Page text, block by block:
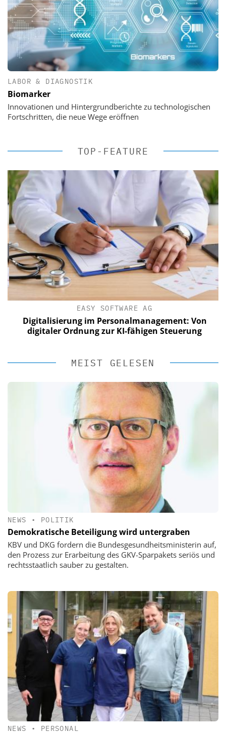
LABOR & DIAGNOSTIK
Biomarker
Innovationen und Hintergrundberichte zu technologischen
Fortschritten, die neue Wege eröffnen
TOP-FEATURE
EASY SOFTWARE AG
Digitalisierung im Personalmanagement: Von
digitaler Ordnung zur KI-fähigen Steuerung
MEIST GELESEN
NEWS • POLITIK
Demokratische Beteiligung wird untergraben
KBV und DKG fordern die Bundesgesundheitsministerin auf,
den Prozess zur Erarbeitung des GKV-Sparpakets seriös und
rechtsstaatlich sauber zu gestalten.
NEWS • PERSONAL